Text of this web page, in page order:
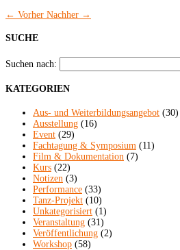
← Vorher Nachher →
SUCHE
Suchen nach:
KATEGORIEN
Aus- und Weiterbildungsangebot (30)
Ausstellung (16)
Event (29)
Fachtagung & Symposium (11)
Film & Dokumentation (7)
Kurs (22)
Notizen (3)
Performance (33)
Tanz-Projekt (10)
Unkategorisiert (1)
Veranstaltung (31)
Veröffentlichung (2)
Workshop (58)